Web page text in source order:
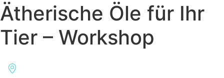
Ätherische Öle für Ihr
Tier – Workshop